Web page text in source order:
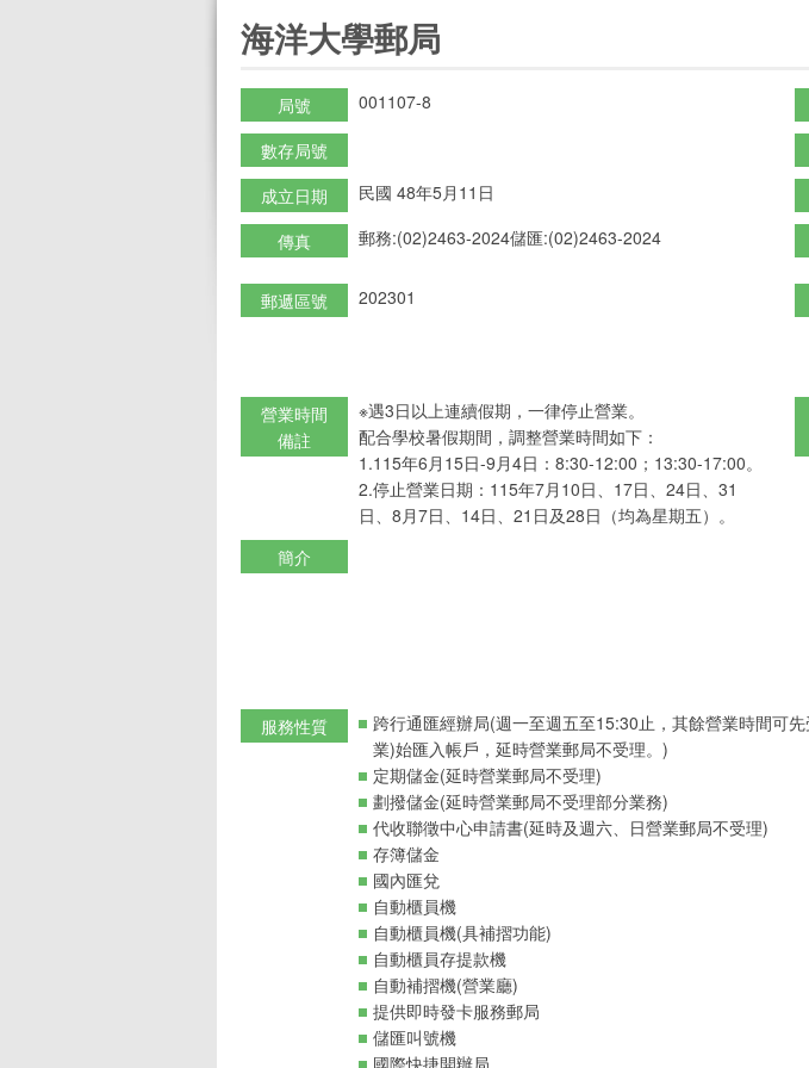
海洋大學郵局
局號 001107-8
數存局號
成立日期 民國 48年5月11日
傳真 郵務:(02)2463-2024儲匯:(02)2463-2024
郵遞區號 202301
營業時間
備註
※遇3日以上連續假期，一律停止營業。
配合學校暑假期間，調整營業時間如下：
1.115年6月15日-9月4日：8:30-12:00；13:30-17:00。
2.停止營業日期：115年7月10日、17日、24日、31
日、8月7日、14日、21日及28日（均為星期五）。
簡介
服務性質
跨行通匯經辦局(週一至週五至15:30止，其餘營業時間可
業)始匯入帳戶，延時營業郵局不受理。)
定期儲金(延時營業郵局不受理)
劃撥儲金(延時營業郵局不受理部分業務)
代收聯徵中心申請書(延時及週六、日營業郵局不受理)
存簿儲金
國內匯兌
自動櫃員機
自動櫃員機(具補摺功能)
自動櫃員存提款機
自動補摺機(營業廳)
提供即時發卡服務郵局
儲匯叫號機
國際快捷開辦局